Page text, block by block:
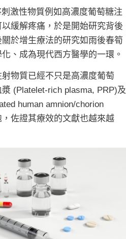
激性物質例如高濃度葡萄糖注
緩解疼痛，於是開始研究背後
於增生療法的研究如雨後春筍
、成為現代西方醫學的一環。
物質已經不只是高濃度葡萄
(Platelet-rich plasma, PRP)及
human amnion/chorion
佐證其療效的文獻也越來越